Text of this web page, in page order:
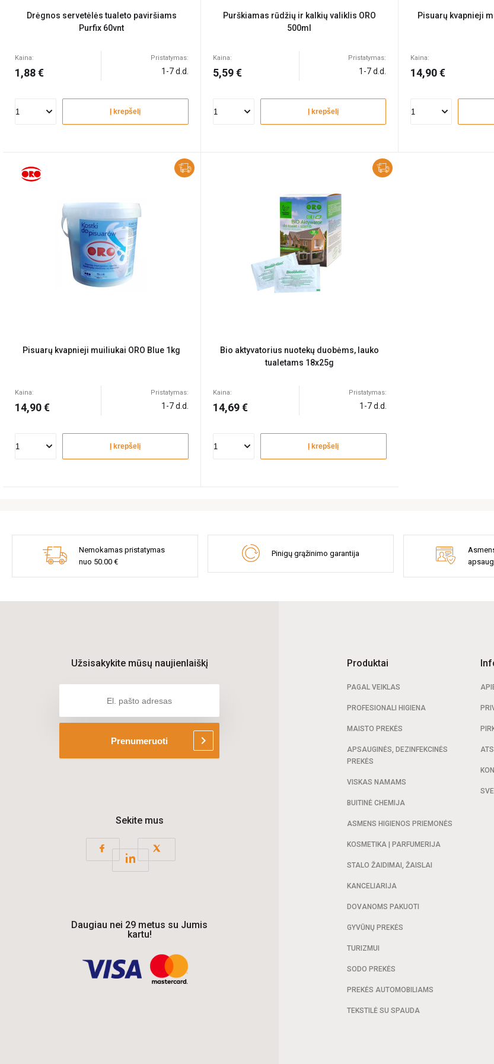
Drėgnos servetėlės tualeto paviršiams
Purfix 60vnt
Kaina:
1,88 €
Pristatymas:
1-7 d.d.
Į krepšelį
Purškiamas rūdžių ir kalkių valiklis ORO
500ml
Kaina:
5,59 €
Pristatymas:
1-7 d.d.
Į krepšelį
Pisuarų kvapnieji
Kaina:
14,90 €
Pisuarų kvapnieji muiliukai ORO Blue 1kg
Kaina:
14,90 €
Pristatymas:
1-7 d.d.
Į krepšelį
Bio aktyvatorius nuotekų duobėms, lauko
tualetams 18x25g
Kaina:
14,69 €
Pristatymas:
1-7 d.d.
Į krepšelį
Nemokamas pristatymas
nuo 50.00 €
Pinigų grąžinimo garantija
Užsisakykite mūsų naujienlaiškį
Prenumeruoti chevron_right
Sekite mus
Daugiau nei 29 metus su Jumis
kartu!
Produktai
PAGAL VEIKLAS
PROFESIONALI HIGIENA
MAISTO PREKĖS
APSAUGINĖS, DEZINFEKCINĖS
PREKĖS
VISKAS NAMAMS
BUITINĖ CHEMIJA
ASMENS HIGIENOS PRIEMONĖS
KOSMETIKA | PARFUMERIJA
STALO ŽAIDIMAI, ŽAISLAI
KANCELIARIJA
DOVANOMS PAKUOTI
GYVŪNŲ PREKĖS
TURIZMUI
SODO PREKĖS
PREKĖS AUTOMOBILIAMS
TEKSTILĖ SU SPAUDA